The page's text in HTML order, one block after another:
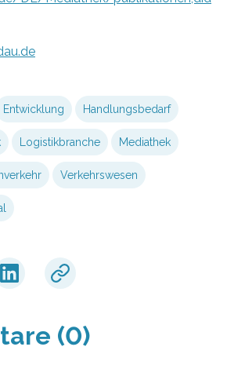
Entwicklung Handlungsbedarf
Logistikbranche Mediathek
Verkehrswesen
(0)